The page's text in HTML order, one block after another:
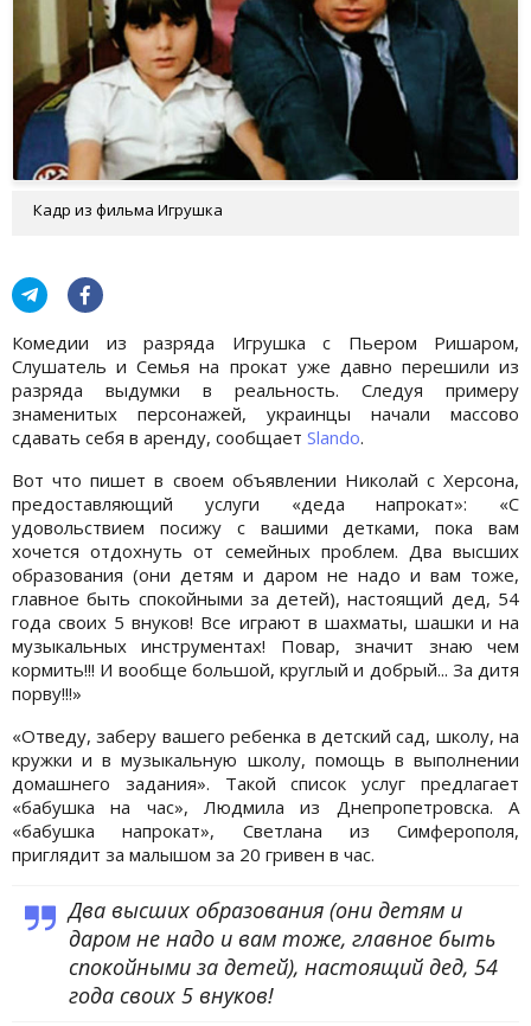
Кадр из фильма Игрушка
Комедии из разряда Игрушка с Пьером Ришаром,
Слушатель и Семья на прокат уже давно перешили из
разряда выдумки в реальность. Следуя примеру
знаменитых персонажей, украинцы начали массово
сдавать себя в аренду, сообщает Slando.
Вот что пишет в своем объявлении Николай с Херсона,
предоставляющий услуги «деда напрокат»: «С
удовольствием посижу с вашими детками, пока вам
хочется отдохнуть от семейных проблем. Два высших
образования (они детям и даром не надо и вам тоже,
главное быть спокойными за детей), настоящий дед, 54
года своих 5 внуков! Все играют в шахматы, шашки и на
музыкальных инструментах! Повар, значит знаю чем
кормить!!! И вообще большой, круглый и добрый... За дитя
порву!!!»
«Отведу, заберу вашего ребенка в детский сад, школу, на
кружки и в музыкальную школу, помощь в выполнении
домашнего задания». Такой список услуг предлагает
«бабушка на час», Людмила из Днепропетровска. А
«бабушка напрокат», Светлана из Симферополя,
приглядит за малышом за 20 гривен в час.
Два высших образования (они детям и
даром не надо и вам тоже, главное быть
спокойными за детей), настоящий дед, 54
года своих 5 внуков!